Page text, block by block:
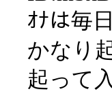
ｵﾅは毎
かなり
起って